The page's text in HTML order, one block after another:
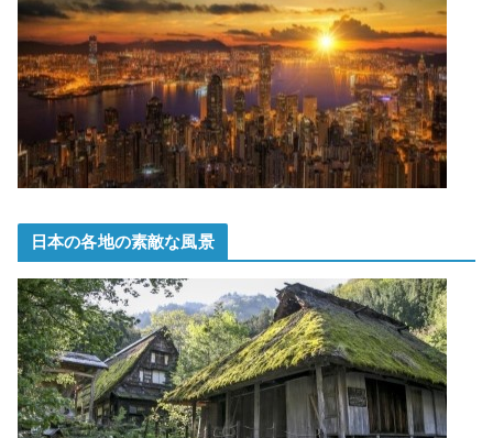
日本の各地の素敵な風景